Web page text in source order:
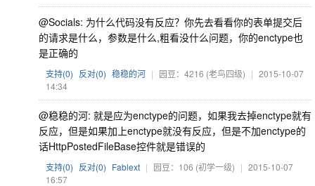
@Socials: 为什么代码没有反应？你先去看看你的表单提交后
的请求是什么，参数是什么,粗看没什么问题，你的enctype也
是正确的
支持(0) 反对(0) 稳稳的河 | 园豆：4216 (老鸟四级) | 2015-10-07
14:34
@稳稳的河: 就是应为enctype的问题，如果我去掉enctype就有
反应，但是如果加上enctype就没有反应，但是不加enctype的
话HttpPostedFileBase控件就是错误的
支持(0) 反对(0) Fablext | 园豆：106 (初学一级) | 2015-10-07
16:57